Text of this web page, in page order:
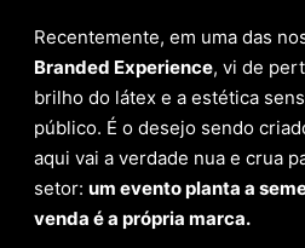
Recentemente, em uma das
Branded Experience, vi de
brilho do látex e a estética
público. É o desejo sendo
aqui vai a verdade nua e crua
setor: um evento planta a
venda é a própria marca.